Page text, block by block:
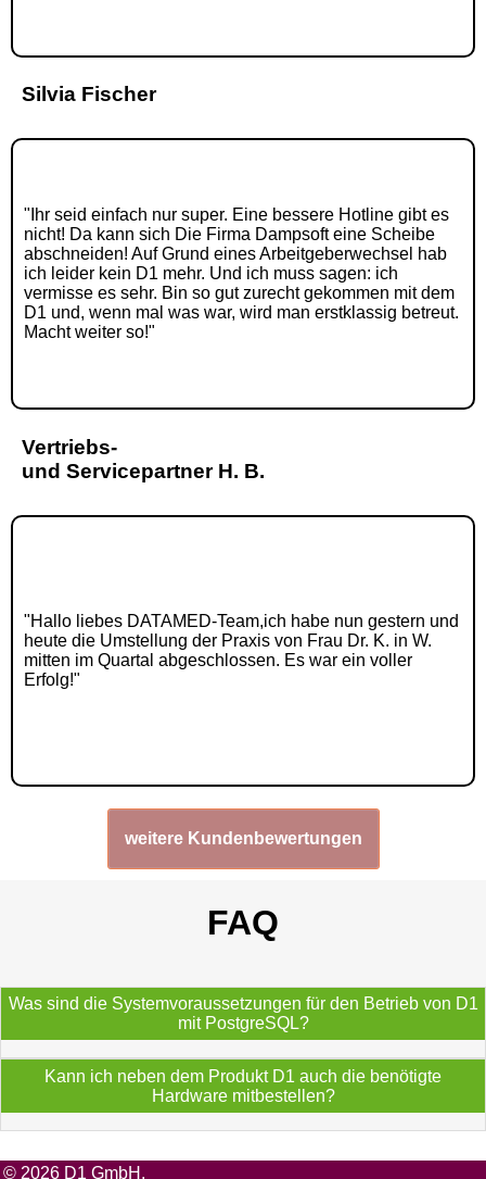
Silvia Fischer
"Ihr seid einfach nur super. Eine bessere Hotline gibt es
nicht! Da kann sich Die Firma Dampsoft eine Scheibe
abschneiden! Auf Grund eines Arbeitgeberwechsel hab
ich leider kein D1 mehr. Und ich muss sagen: ich
vermisse es sehr. Bin so gut zurecht gekommen mit dem
D1 und, wenn mal was war, wird man erstklassig betreut.
Macht weiter so!"
Vertriebs-
und Servicepartner H. B.
"Hallo liebes DATAMED-Team,ich habe nun gestern und
heute die Umstellung der Praxis von Frau Dr. K. in W.
mitten im Quartal abgeschlossen. Es war ein voller
Erfolg!"
weitere Kundenbewertungen
FAQ
Was sind die Systemvoraussetzungen für den Betrieb von D1
mit PostgreSQL?
Kann ich neben dem Produkt D1 auch die benötigte
Hardware mitbestellen?
© 2026 D1 GmbH.